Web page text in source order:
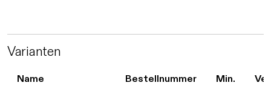
Varianten
Name Bestellnummer Min.